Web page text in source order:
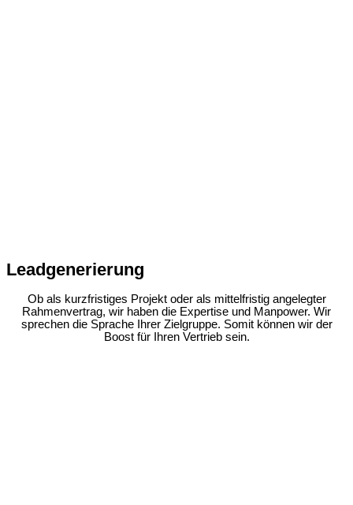
Leadgenerierung
Ob als kurzfristiges Projekt oder als mittelfristig angelegter
Rahmenvertrag, wir haben die Expertise und Manpower. Wir
sprechen die Sprache Ihrer Zielgruppe. Somit können wir der
Boost für Ihren Vertrieb sein.